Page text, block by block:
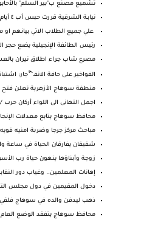
تشميع مصنع ب"بير السلم"
نيابـة الشرقية قررت حبس أب ٤ أيام على ذمة التحقيق ...
علي جميع الطلاب الاتي بيانهم
رئيس الطائفة الإنجيلية يضع حجر
مصرع شاب جراء اطلاق نيران
الفواخير على حافة الانفـ^ْجار:
منطقة سوهاج الأزهرية تعلن
اجمل التهانى الى اللواء أركان
محافظ سوهاج يتابع معدلات
مباحث مركز جرجا وضربة امنيه
شقيقان يفارقان الحياة في ساعة
زوجة وأبناؤها ينهون حياة رب
إهانات المعلمين.. وغياب دور
دخول المقيمين في دول مجلس
ذهب ليدفن والده في سوهاج
محافظ سوهاج يتفقد الوضع